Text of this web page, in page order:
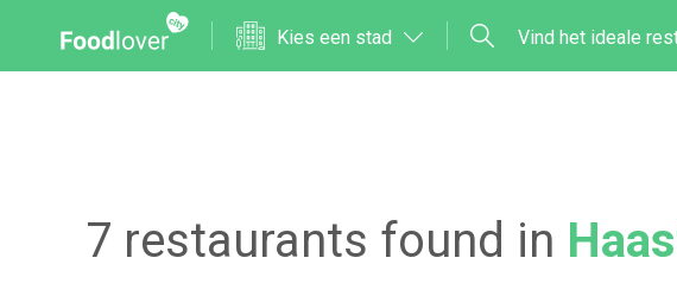
Kies een stad Vind het ideale
7 restaurants found in